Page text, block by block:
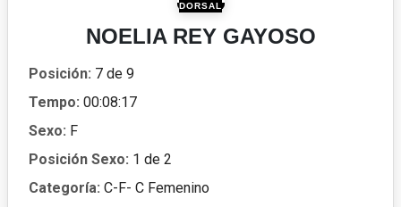
DORSAL
NOELIA REY GAYOSO
Posición: 7 de 9
Tempo: 00:08:17
Sexo: F
Posición Sexo: 1 de 2
Categoría: C-F- C Femenino